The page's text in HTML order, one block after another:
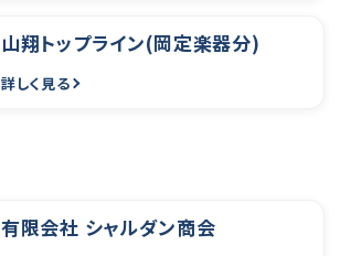
山翔トップライン(岡定楽器分)
詳しく見る
有限会社 シャルダン商会